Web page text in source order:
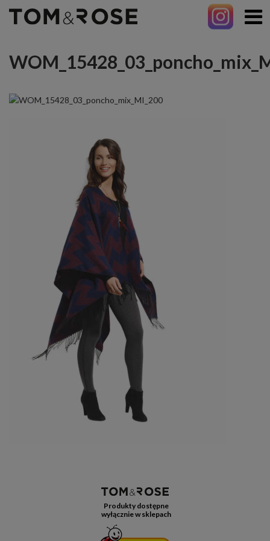
Produkty dostępne
wyłącznie w sklepach